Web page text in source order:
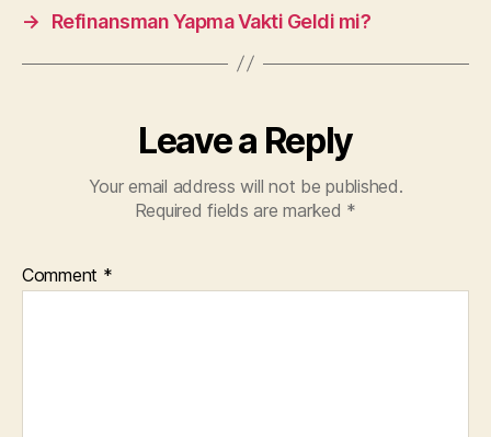
→
Refinansman Yapma Vakti Geldi mi?
Leave a Reply
Your email address will not be published.
Required fields are marked *
Comment *